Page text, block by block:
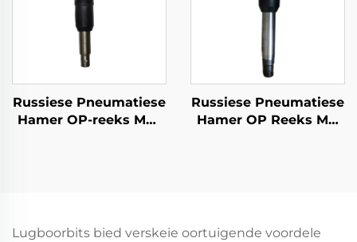
Russiese Pneumatiese
Hamer OP-reeks MO-
Russiese Pneumatiese
Hamer OP Reeks MO
Lugboorbits bied verskeie oortuigende voordele